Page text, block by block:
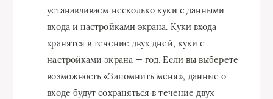
устанавливаем несколько куки с данными
входа и настройками экрана. Куки входа
хранятся в течение двух дней, куки с
настройками экрана — год. Если вы выберете
возможность «Запомнить меня», данные о
входе будут сохраняться в течение двух